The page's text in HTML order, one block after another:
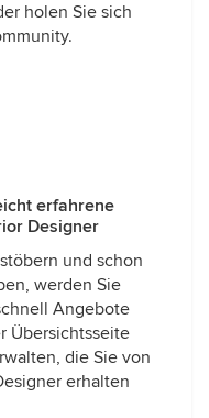
holen Sie sich
erfahrene
Designer
und schon
werden Sie
Angebote
Übersichtsseite
die Sie von
erhalten